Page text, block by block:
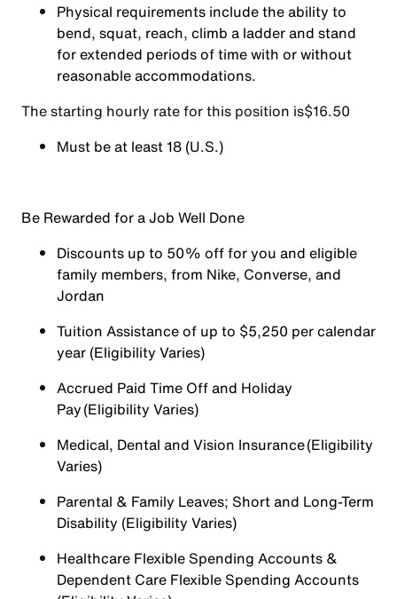
Physical requirements include the ability to
bend, squat, reach, climb a ladder and stand
for extended periods of time with or without
reasonable accommodations.
The starting hourly rate for this position isㅤ$16.50
Must be at least 18 (U.S.)
Be Rewarded for a Job Well Done
Discounts up to 50% off for you and eligible
family members, from Nike, Converse, and
Jordan
Tuition Assistance of up to $5,250 per calendar
year (Eligibility Varies)
Accrued Paid Time Off and Holiday
Pay (Eligibility Varies)
Medical, Dental and Vision Insurance (Eligibility
Varies)
Parental & Family Leaves; Short and Long-Term
Disability (Eligibility Varies)
Healthcare Flexible Spending Accounts &
Dependent Care Flexible Spending Accounts